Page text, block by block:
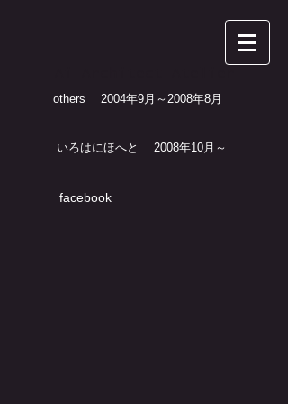
others 2004年9月～2008年8月
いろはにほへと 2008年10月～
facebook